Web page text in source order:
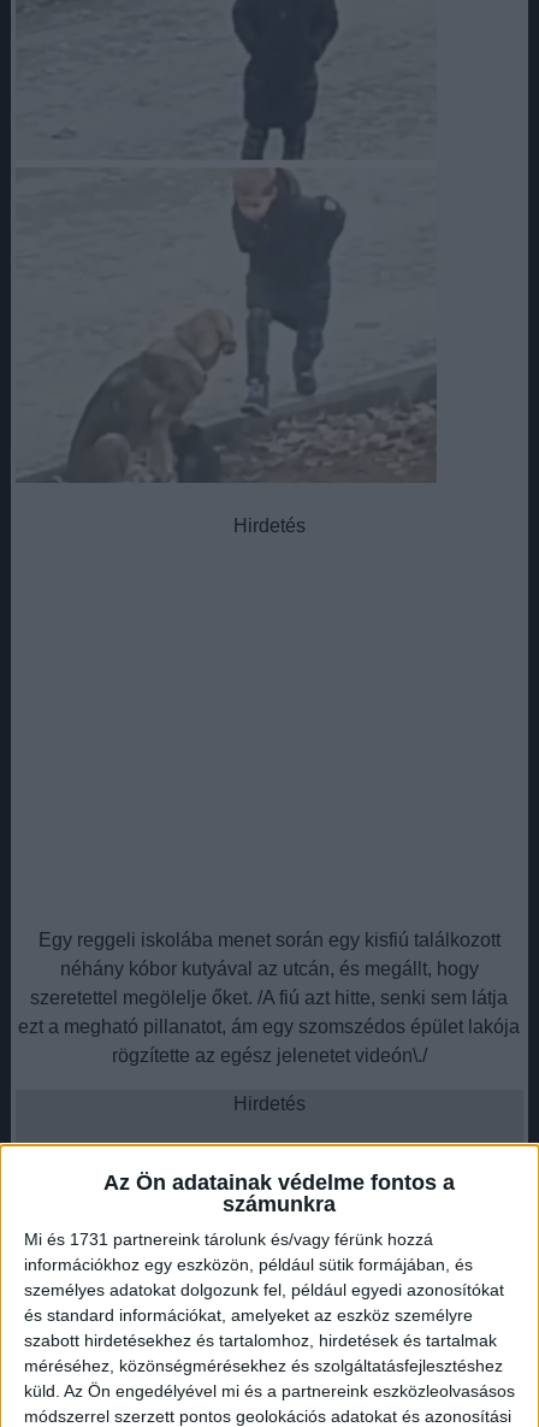
Az Ön adatainak védelme fontos a
számunkra
Mi és 1731 partnereink tárolunk és/vagy férünk hozzá
információkhoz egy eszközön, például sütik formájában, és
személyes adatokat dolgozunk fel, például egyedi azonosítókat
és standard információkat, amelyeket az eszköz személyre
szabott hirdetésekhez és tartalomhoz, hirdetések és tartalmak
méréséhez, közönségmérésekhez és szolgáltatásfejlesztéshez
küld. Az Ön engedélyével mi és a partnereink eszközleolvasásos
módszerrel szerzett pontos geolokációs adatokat és azonosítási
Hirdetés
Egy reggeli iskolába menet során egy kisfiú találkozott
néhány kóbor kutyával az utcán, és megállt, hogy
szeretettel megölelje őket. /A fiú azt hitte, senki sem látja
ezt a megható pillanatot, ám egy szomszédos épület lakója
rögzítette az egész jelenetet videón\./
Hirdetés
A felvétel gyorsan elterjedt az interneten, és rengeteg
ember szívét megérintette. Sokan dicsérték a kisfiú
kedvességét és állatok iránti szeretetét.
Egy családi barát elmondása szerint a fiú mindig is
segítőkész volt, és rendszeresen támogatja másokat,
beleértve az iskolatársait is.